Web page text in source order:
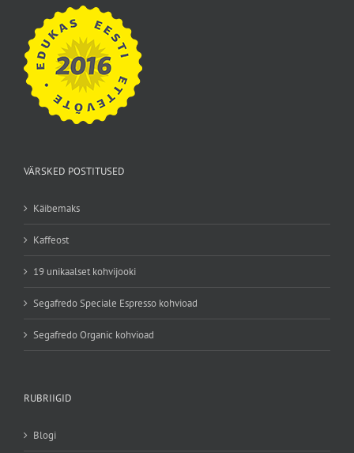
VÄRSKED POSTITUSED
Käibemaks
Kaffeost
19 unikaalset kohvijooki
Segafredo Speciale Espresso kohvioad
Segafredo Organic kohvioad
RUBRIIGID
Blogi